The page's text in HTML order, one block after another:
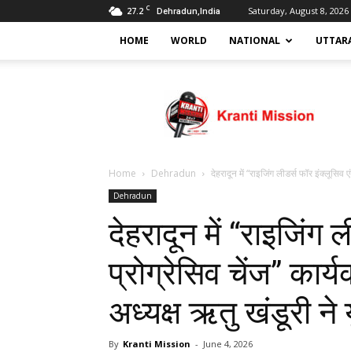
27.2 C Dehradun,India Saturday, August 8, 2026
HOME WORLD NATIONAL
mission
Home Dehradun देहरादून में “राइजिंग लीडर्स फॉर
Dehradun
देहरादून में “राइजिंग
प्रोग्रेसिव चेंज”
अध्यक्ष ऋतु खंडूरी ने
By Kranti Mission - June 4, 2026